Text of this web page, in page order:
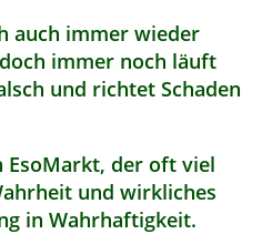
auch immer wieder
immer noch läuft
und richtet Schaden
EsoMarkt, der oft viel
und wirkliches
in Wahrhaftigkeit.